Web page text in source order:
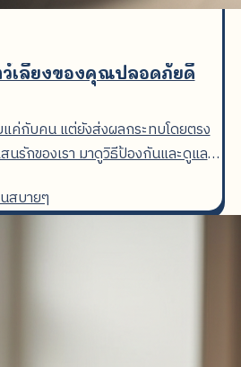
เลี้ยงของคุณปลอดภัยดี
ค่กับคน แต่ยังส่งผลกระทบโดยตรง
รักของเรา มาดูวิธีป้องกันและดูแล
กันเถอะ
สบายๆ